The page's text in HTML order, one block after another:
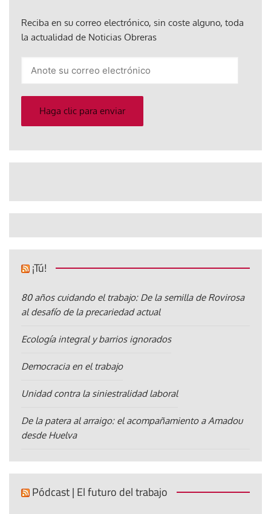
Reciba en su correo electrónico, sin coste alguno, toda
la actualidad de Noticias Obreras
electrónico
Haga clic para enviar
¡Tú!
80 años cuidando el trabajo: De la semilla de Rovirosa
al desafío de la precariedad actual
Ecología integral y barrios ignorados
Democracia en el trabajo
Unidad contra la siniestralidad laboral
De la patera al arraigo: el acompañamiento a Amadou
desde Huelva
Pódcast | El futuro del trabajo